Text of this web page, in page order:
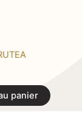
panier